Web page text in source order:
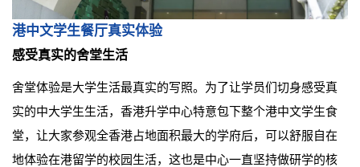
港中文学生餐厅真实体验
感受真实的舍堂生活
舍堂体验是大学生活最真实的写照。为了让学员们切身感受真
实的中大学生生活，香港升学中心特意包下整个港中文学生食
堂，让大家参观全香港占地面积最大的学府后，可以舒服自在
地体验在港留学的校园生活，这也是中心一直坚持做研学的核